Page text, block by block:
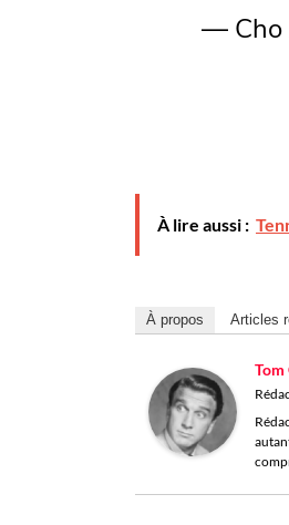
— Cho
À lire aussi :
À propos Articles
Tom